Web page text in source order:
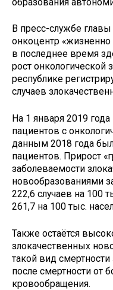
В пресс-службе
онкоцентр «жизненно
в последнее время
рост онкологической
республике
случаев
На 1 января 2019
пациентов с
данным 2018 года
пациентов. Прирост
заболеваемости
новообразованиями
222,6 случаев на 100
261,7 на 100 тыс.
Также остаётся
злокачественных
такой вид смертности
после смертности от
кровообращения.